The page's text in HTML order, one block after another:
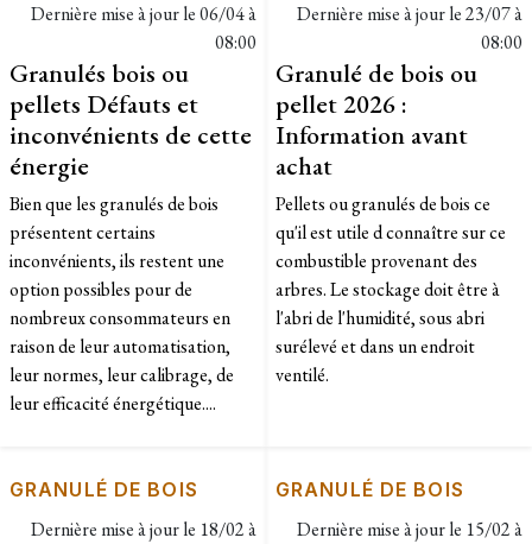
Dernière mise à jour le06/04 à
08:00
Granulés bois ou
pellets Défauts et
inconvénients de cette
énergie
Bien que les granulés de bois
présentent certains
inconvénients, ils restent une
option possibles pour de
nombreux consommateurs en
raison de leur automatisation,
leur normes, leur calibrage, de
leur efficacité énergétique....
Dernière mise à jour le23/07 à
08:00
Granulé de bois ou
pellet 2026 :
Information avant
achat
Pellets ou granulés de bois ce
qu'il est utile d connaître sur ce
combustible provenant des
arbres. Le stockage doit être à
l'abri de l'humidité, sous abri
surélevé et dans un endroit
ventilé.
GRANULÉ DE BOIS
Dernière mise à jour le 18/02 à
GRANULÉ DE BOIS
Dernière mise à jour le 15/02 à